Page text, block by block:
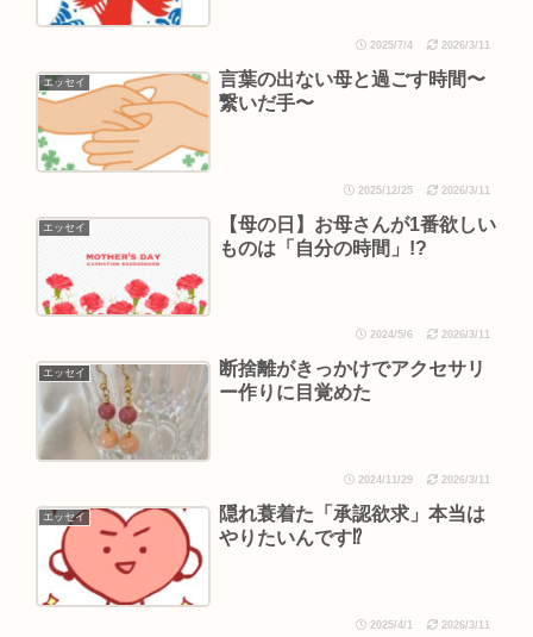
2025/7/4 2026/3/11
エッセイ
言葉の出ない母と過ごす時間〜
繋いだ手〜
2025/12/25 2026/3/11
エッセイ
【母の日】お母さんが1番欲しい
ものは「自分の時間」!?
2024/5/6 2026/3/11
エッセイ
断捨離がきっかけでアクセサリ
ー作りに目覚めた
2024/11/29 2026/3/11
エッセイ
隠れ蓑着た「承認欲求」本当は
やりたいんです⁉︎
2025/4/1 2026/3/11